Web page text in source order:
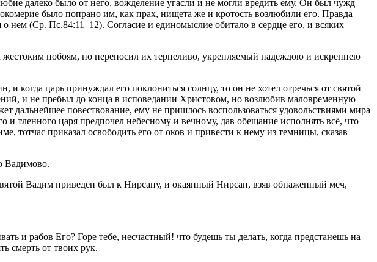
далеко было от него, вожделение угасли и не могли вредить ему. Он был чужд
было попрано им, как прах, нищета же и кротость возлюбили его. Правда
нем (Ср. Пс.84:11–12). Согласие и единомыслие обитало в сердце его, и всяких
побоям, но переносил их терпеливо, укрепляемый надеждою и искреннею
царь принуждал его поклониться солнцу, то он не хотел отречься от святой
и не пребыл до конца в исповедании Христовом, но возлюбив маловременную
повествование, ему не пришлось воспользоваться удовольствиями мира
и тленного царя предпочел небесному и вечному, дав обещание исполнять всё, что
тотчас приказал освободить его от оков и привести к нему из темницы, сказав
Вадимово.
Вадим приведен был к Нирсану, и окаянный Нирсан, взяв обнаженный меч,
и рабов Его? Горе тебе, несчастный! что будешь ты делать, когда предстанешь на
смерть от твоих рук.